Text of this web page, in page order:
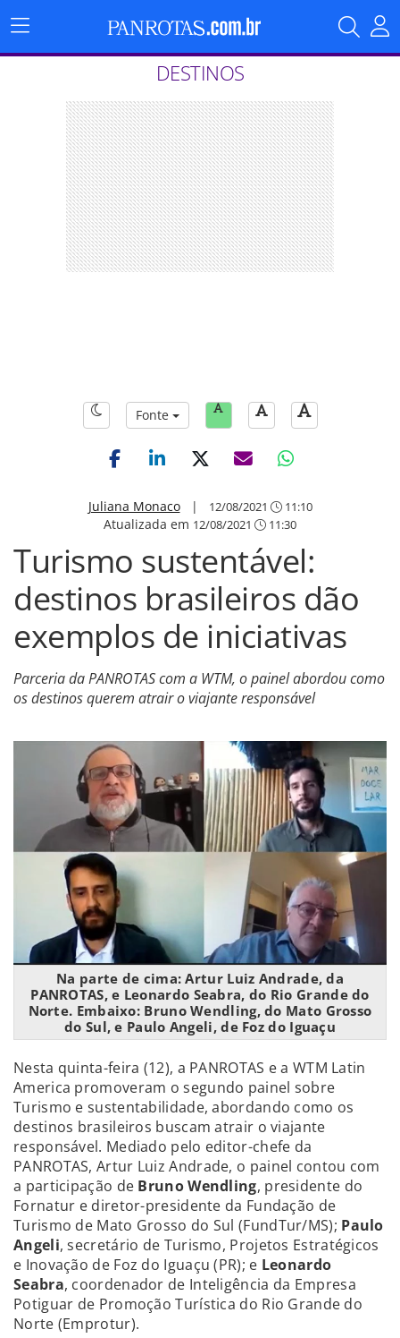
Menu
Principal
DESTINOS
Fonte
Juliana Monaco| 12/08/2021 11:10
Atualizada em 12/08/2021 11:30
Turismo sustentável:
destinos brasileiros dão
exemplos de iniciativas
Parceria da PANROTAS com a WTM, o painel abordou como
os destinos querem atrair o viajante responsável
Na parte de cima: Artur Luiz Andrade, da
PANROTAS, e Leonardo Seabra, do Rio Grande do
Norte. Embaixo: Bruno Wendling, do Mato Grosso
do Sul, e Paulo Angeli, de Foz do Iguaçu
Nesta quinta-feira (12), a PANROTAS e a WTM Latin
America promoveram o segundo painel sobre
Turismo e sustentabilidade, abordando como os
destinos brasileiros buscam atrair o viajante
responsável. Mediado pelo editor-chefe da
PANROTAS, Artur Luiz Andrade, o painel contou com
a participação de Bruno Wendling, presidente do
Fornatur e diretor-presidente da Fundação de
Turismo de Mato Grosso do Sul (FundTur/MS); Paulo
Angeli, secretário de Turismo, Projetos Estratégicos
e Inovação de Foz do Iguaçu (PR); e Leonardo
Seabra, coordenador de Inteligência da Empresa
Potiguar de Promoção Turística do Rio Grande do
Norte (Emprotur).